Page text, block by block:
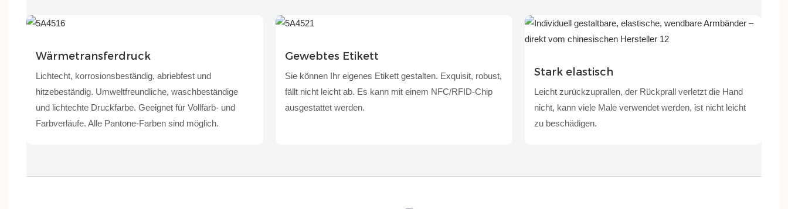
Wärmetransferdruck
Lichtecht, korrosionsbeständig, abriebfest und
hitzebeständig. Umweltfreundliche, waschbeständige
und lichtechte Druckfarbe. Geeignet für Vollfarb- und
Farbverläufe. Alle Pantone-Farben sind möglich.
Gewebtes Etikett
Sie können Ihr eigenes Etikett gestalten. Exquisit, robust,
fällt nicht leicht ab. Es kann mit einem NFC/RFID-Chip
ausgestattet werden.
Stark elastisch
Leicht zurückzuprallen, der Rückprall verletzt die Hand
nicht, kann viele Male verwendet werden, ist nicht leicht
zu beschädigen.